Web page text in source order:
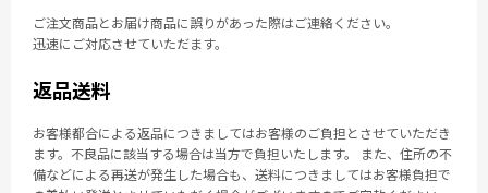
ご注文商品とお届け商品に誤りがあった際はご連絡ください。
迅速にご対応させていただます。
返品送料
お客様都合による返品につきましてはお客様のご負担とさせていただき
ます。不良品に該当する場合は当方で負担いたします。 また、住所の不
備などによる再送が発生した場合も、送料につきましてはお客様負担で